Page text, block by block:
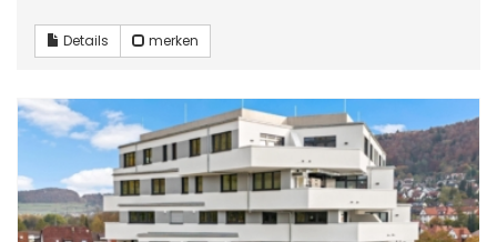
Details merken